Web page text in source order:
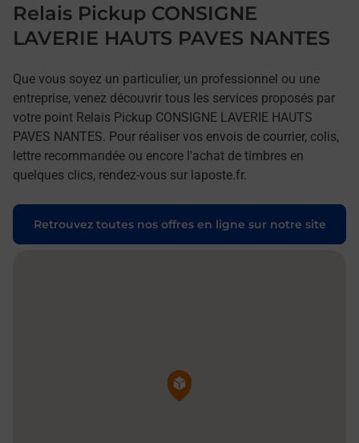
Relais Pickup CONSIGNE
LAVERIE HAUTS PAVES NANTES
Que vous soyez un particulier, un professionnel ou une
entreprise, venez découvrir tous les services proposés par
votre point Relais Pickup CONSIGNE LAVERIE HAUTS
PAVES NANTES. Pour réaliser vos envois de courrier, colis,
lettre recommandée ou encore l'achat de timbres en
quelques clics, rendez-vous sur laposte.fr.
Retrouvez toutes nos offres en ligne sur notre site
Pin de la carte